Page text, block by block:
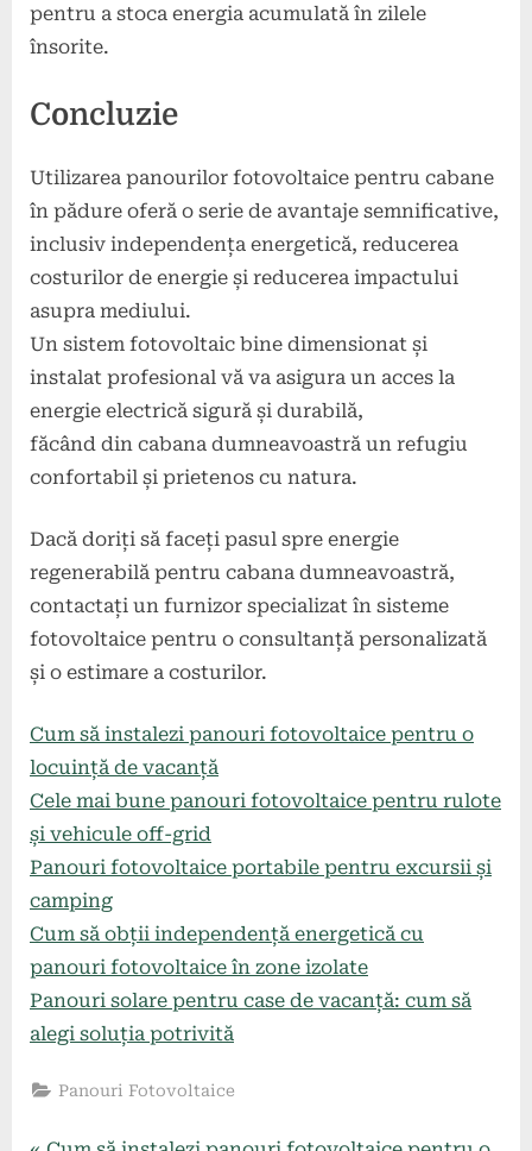
pentru a stoca energia acumulată în zilele
însorite.
Concluzie
Utilizarea panourilor fotovoltaice pentru cabane
în pădure oferă o serie de avantaje semnificative,
inclusiv independența energetică, reducerea
costurilor de energie și reducerea impactului
asupra mediului.
Un sistem fotovoltaic bine dimensionat și
instalat profesional vă va asigura un acces la
energie electrică sigură și durabilă,
făcând din cabana dumneavoastră un refugiu
confortabil și prietenos cu natura.
Dacă doriți să faceți pasul spre energie
regenerabilă pentru cabana dumneavoastră,
contactați un furnizor specializat în sisteme
fotovoltaice pentru o consultanță personalizată
și o estimare a costurilor.
Cum să instalezi panouri fotovoltaice pentru o
locuință de vacanță
Cele mai bune panouri fotovoltaice pentru rulote
și vehicule off-grid
Panouri fotovoltaice portabile pentru excursii și
camping
Cum să obții independență energetică cu
panouri fotovoltaice în zone izolate
Panouri solare pentru case de vacanță: cum să
alegi soluția potrivită
Panouri Fotovoltaice